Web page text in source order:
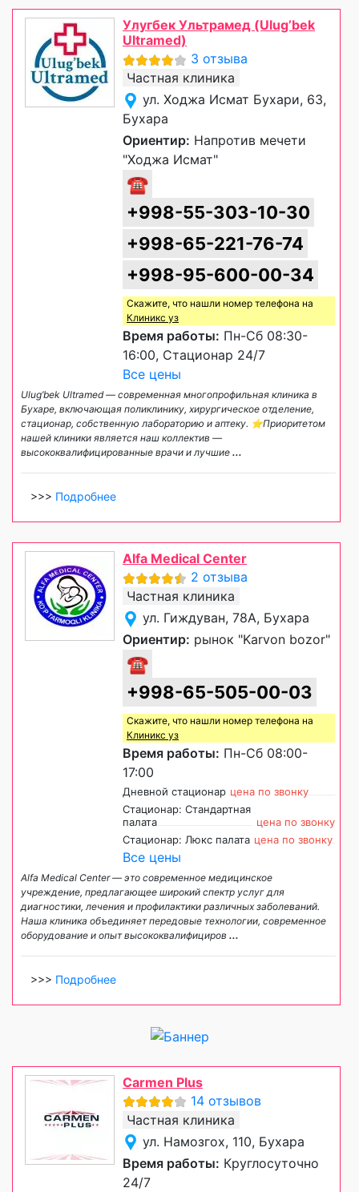
Улугбек Ультрамед (Ulug’bek
Ultramed)
3 отзыва
Частная клиника
ул. Ходжа Исмат Бухари, 63,
Бухара
Ориентир: Напротив мечети
"Ходжа Исмат"
☎
+998-55-303-10-30
+998-65-221-76-74
+998-95-600-00-34
Скажите, что нашли номер телефона на
Клиникс уз
Время работы: Пн-Сб 08:30-
16:00, Стационар 24/7
Все цены
Ulug’bek Ultramed — современная многопрофильная клиника в
Бухаре, включающая поликлинику, хирургическое отделение,
стационар, собственную лабораторию и аптеку. ⭐️Приоритетом
нашей клиники является наш коллектив —
высококвалифицированные врачи и лучшие ...
>>> Подробнее
Alfa Medical Center
2 отзыва
Частная клиника
ул. Гиждуван, 78А, Бухара
Ориентир: рынок "Karvon bozor"
☎
+998-65-505-00-03
Скажите, что нашли номер телефона на
Клиникс уз
Время работы: Пн-Сб 08:00-
17:00
Дневной стационар цена по звонку
Стационар: Стандартная
палата
цена по звонку
Стационар: Люкс палата цена по звонку
Все цены
Alfa Medical Center — это современное медицинское
учреждение, предлагающее широкий спектр услуг для
диагностики, лечения и профилактики различных заболеваний.
Наша клиника объединяет передовые технологии, современное
оборудование и опыт высококвалифициров ...
>>> Подробнее
Carmen Plus
14 отзывов
Частная клиника
ул. Намозгох, 110, Бухара
Время работы: Круглосуточно
24/7